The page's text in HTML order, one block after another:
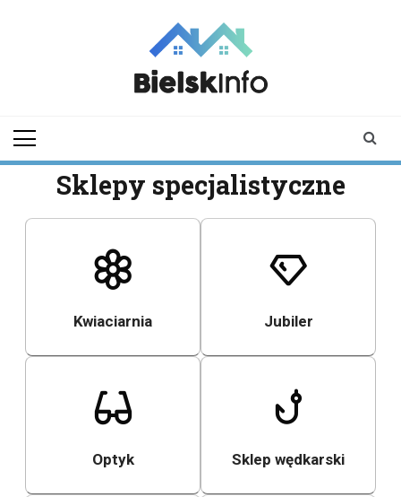
Podlaskiego i
okolic
Sklepy specjalistyczne
Kwiaciarnia Jubiler
Optyk Sklep wędkarski